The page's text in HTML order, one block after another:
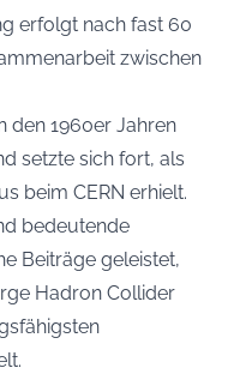
erfolgt nach fast 60
zwischen
den 1960er Jahren
setzte sich fort, als
beim CERN erhielt.
bedeutende
Beiträge geleistet,
Hadron Collider